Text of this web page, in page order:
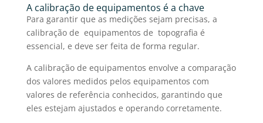
A calibração de equipamentos é a chave
Para garantir que as medições sejam precisas, a
calibração de equipamentos de topografia é
essencial, e deve ser feita de forma regular.
A calibração de equipamentos envolve a comparação
dos valores medidos pelos equipamentos com
valores de referência conhecidos, garantindo que
eles estejam ajustados e operando corretamente.